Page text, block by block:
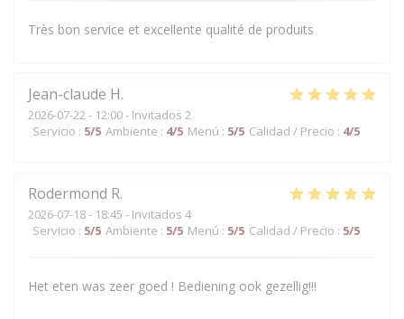
Très bon service et excellente qualité de produits
Jean-claude H
2026-07-22 - 12:00 - Invitados 2
Servicio : 5/5 Ambiente : 4/5 Menú : 5/5 Calidad / Precio : 4/5
Rodermond R
2026-07-18- 18:45 - Invitados 4
Servicio : 5/5 Ambiente : 5/5 Menú : 5/5 Calidad / Precio : 5/5
Het eten was zeer goed ! Bediening ook gezellig!!!